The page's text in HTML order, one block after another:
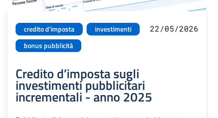
credito d'imposta
investimenti
bonus pubblicità
22/05/2026
Credito d’imposta sugli
investimenti pubblicitari
incrementali - anno 2025